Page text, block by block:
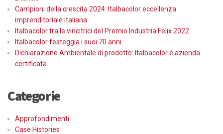
Campioni della crescita 2024: Italbacolor eccellenza
imprenditoriale italiana
Italbacolor tra le vincitrici del Premio Industria Felix 2022
Italbacolor festeggia i suoi 70 anni
Dichiarazione Ambientale di prodotto: Italbacolor è azienda
certificata
Categorie
Approfondimenti
Case Histories